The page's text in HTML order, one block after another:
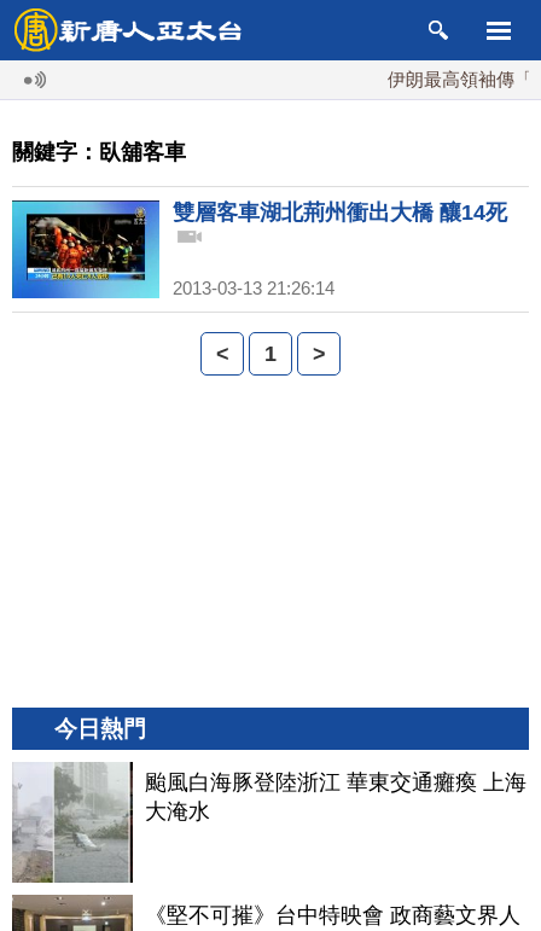
伊朗最高領袖傳「
關鍵字：臥舖客車
雙層客車湖北荊州衝出大橋 釀14死
2013-03-13 21:26:14
< 1 >
今日熱門
颱風白海豚登陸浙江 華東交通癱瘓 上海
大淹水
《堅不可摧》台中特映會 政商藝文界人